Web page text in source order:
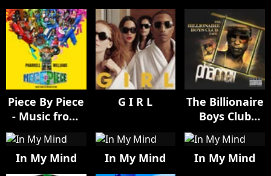
Piece By Piece
- Music from
Picture
G I R L
The Billionaire
Boys Club
In My Mind
In My Mind In My Mind